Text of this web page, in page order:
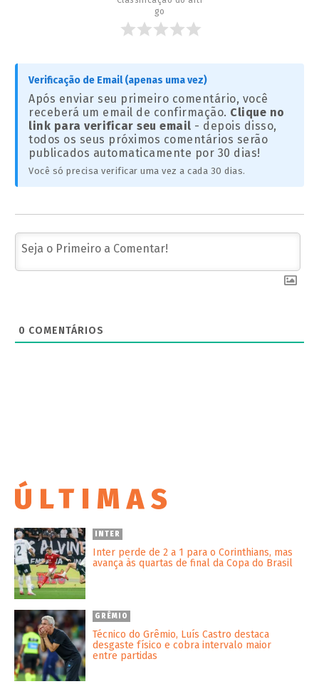
go
Verificação de Email (apenas uma vez)
Após enviar seu primeiro comentário, você
receberá um email de confirmação. Clique no
link para verificar seu email - depois disso,
todos os seus próximos comentários serão
publicados automaticamente por 30 dias!
Você só precisa verificar uma vez a cada 30 dias.
0 COMENTÁRIOS
ÚLTIMAS
INTER
Inter perde de 2 a 1 para o Corinthians, mas
avança às quartas de final da Copa do Brasil
GRÊMIO
Técnico do Grêmio, Luís Castro destaca
desgaste físico e cobra intervalo maior
entre partidas